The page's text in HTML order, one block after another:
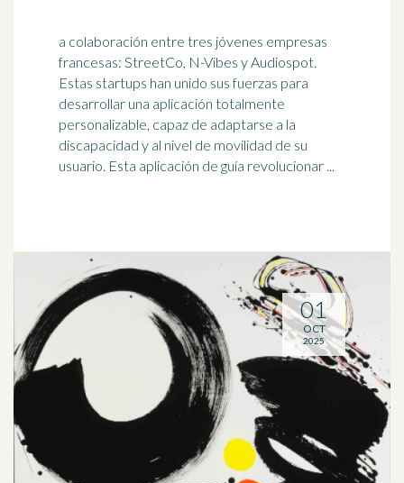
a colaboración entre tres jóvenes empresas
francesas: StreetCo, N-Vibes y Audiospot.
Estas startups han unido sus fuerzas para
desarrollar una aplicación totalmente
personalizable, capaz de adaptarse a la
discapacidad y al nivel de movilidad de su
usuario. Esta aplicación de guía revolucionar ...
01
OCT
2025